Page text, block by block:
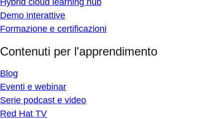
Hybrid cloud learning hub
Demo interattive
Formazione e certificazioni
Contenuti per l'apprendimento
Blog
Eventi e webinar
Serie podcast e video
Red Hat TV